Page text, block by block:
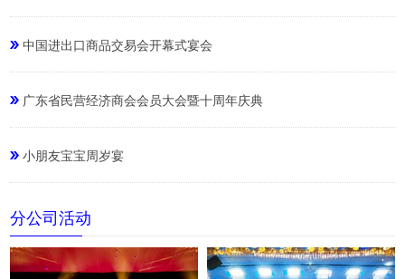
中国进出口商品交易会开幕式宴会
广东省民营经济商会会员大会暨十周年庆典
小朋友宝宝周岁宴
分公司活动